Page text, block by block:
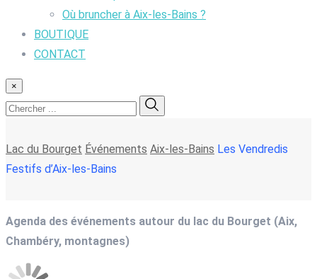
Où bruncher à Aix-les-Bains ?
BOUTIQUE
CONTACT
×
Lac du Bourget Événements Aix-les-Bains Les Vendredis
Festifs d’Aix-les-Bains
Agenda des événements autour du lac du Bourget (Aix,
Chambéry, montagnes)